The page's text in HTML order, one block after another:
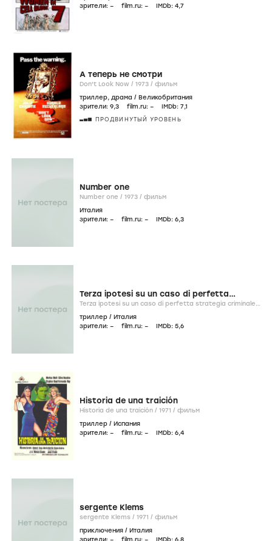
зрители: – film.ru: – IMDb: 4,7
А теперь не смотри
Don't Look Now / 1973 / фильм
триллер, драма / Великобритания
зрители: 9,3 film.ru: – IMDb: 7,1
ПРОДВИНУТЫЙ УРОВЕНЬ
Number one
Number one / 1973 / фильм
Италия
зрители: – film.ru: – IMDb: 6,3
Terza ipotesi su un caso di perfetta
strategia criminale
Terza ipotesi su un caso di perfetta strategia criminale /
триллер / Италия
зрители: – film.ru: – IMDb: 5,6
Historia de una traición
Historia de una traición / 1971 / фильм
триллер / Испания
зрители: – film.ru: – IMDb: 6,4
sergente Klems
sergente Klems / 1971 / фильм
приключения / Италия
зрители: – film.ru: – IMDb: 6,8